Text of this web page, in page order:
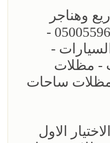
وهناجر
الاختيار الاول - 0500559613 -
-
- مظلات
- مظلات ساحات
الاول